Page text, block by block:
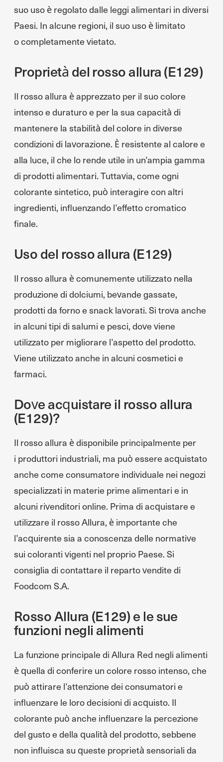
suo uso è regolato dalle leggi alimentari in diversi
Paesi. In alcune regioni, il suo uso è limitato
o completamente vietato.
Proprietà del rosso allura (E129)
Il rosso allura è apprezzato per il suo colore
intenso e duraturo e per la sua capacità di
mantenere la stabilità del colore in diverse
condizioni di lavorazione. È resistente al calore e
alla luce, il che lo rende utile in un’ampia gamma
di prodotti alimentari. Tuttavia, come ogni
colorante sintetico, può interagire con altri
ingredienti, influenzando l’effetto cromatico
finale.
Uso del rosso allura (E129)
Il rosso allura è comunemente utilizzato nella
produzione di dolciumi, bevande gassate,
prodotti da forno e snack lavorati. Si trova anche
in alcuni tipi di salumi e pesci, dove viene
utilizzato per migliorare l’aspetto del prodotto.
Viene utilizzato anche in alcuni cosmetici e
farmaci.
Dove acquistare il rosso allura
(E129)?
Il rosso allura è disponibile principalmente per
i produttori industriali, ma può essere acquistato
anche come consumatore individuale nei negozi
specializzati in materie prime alimentari e in
alcuni rivenditori online. Prima di acquistare e
utilizzare il rosso Allura, è importante che
l’acquirente sia a conoscenza delle normative
sui coloranti vigenti nel proprio Paese. Si
consiglia di contattare il reparto vendite di
Foodcom S.A.
Rosso Allura (E129) e le sue
funzioni negli alimenti
La funzione principale di Allura Red negli alimenti
è quella di conferire un colore rosso intenso, che
può attirare l’attenzione dei consumatori e
influenzare le loro decisioni di acquisto. Il
colorante può anche influenzare la percezione
del gusto e della qualità del prodotto, sebbene
non influisca su queste proprietà sensoriali da